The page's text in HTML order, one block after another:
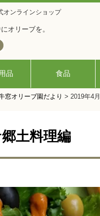
オンラインショップ
オリーブを。
品 食品
窓オリーブ園だより > 2019年4
土料理編